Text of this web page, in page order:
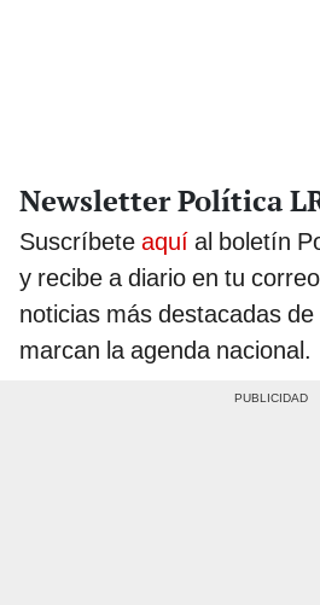
Newsletter Política
Suscríbete aquí al boletín
y recibe a diario en tu
noticias más destacadas
marcan la agenda nacional.